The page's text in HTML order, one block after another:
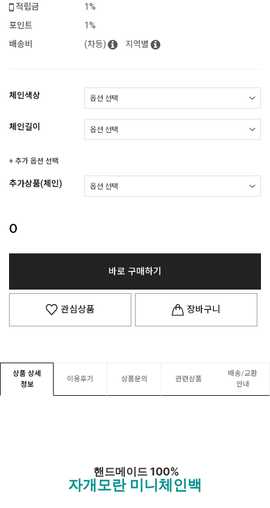
적립금
1%
포인트
1%
배송비
(차등) 지역별
체인색상
체인길이
+ 추가 옵션 선택
추가상품(체인)
0
바로 구매하기
관심상품 장바구니
상품 상세
정보
이용후기 상품문의 관련상품
배송/교환
안내
핸드메이드 100%
자개모란 미니체인백